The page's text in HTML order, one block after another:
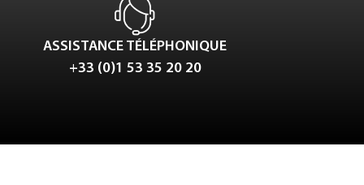
ASSISTANCE TÉLÉPHONIQUE
+33 (0)1 53 35 20 20